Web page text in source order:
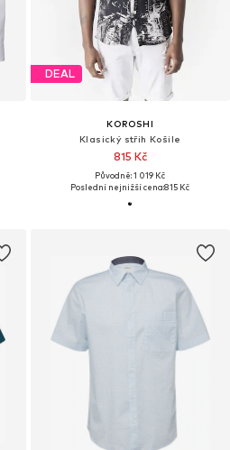
DEAL
KOROSHI
Klasický střih Košile
815 Kč
Původně: 1 019 Kč
Poslední nejnižší cena:815 Kč